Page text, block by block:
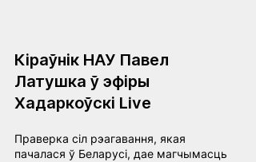
Кіраўнік НАУ Павел
Латушка ў эфіры
Хадаркоўскі Live
Праверка сіл рэагавання, якая
пачалася ў Беларусі, дае магчымасць